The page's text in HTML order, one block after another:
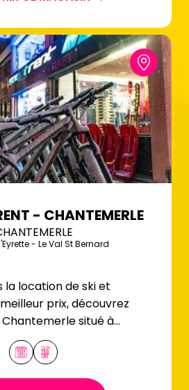
- CHANTEMERLE
- Le Val St Bernard
la location de ski et
prix, découvrez
situé à